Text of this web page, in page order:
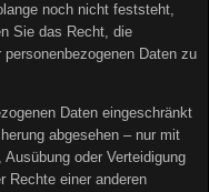
noch nicht feststeht,
Sie das Recht, die
Daten zu
Daten eingeschränkt
abgesehen – nur mit
Ausübung oder Verteidigung
Rechte einer anderen